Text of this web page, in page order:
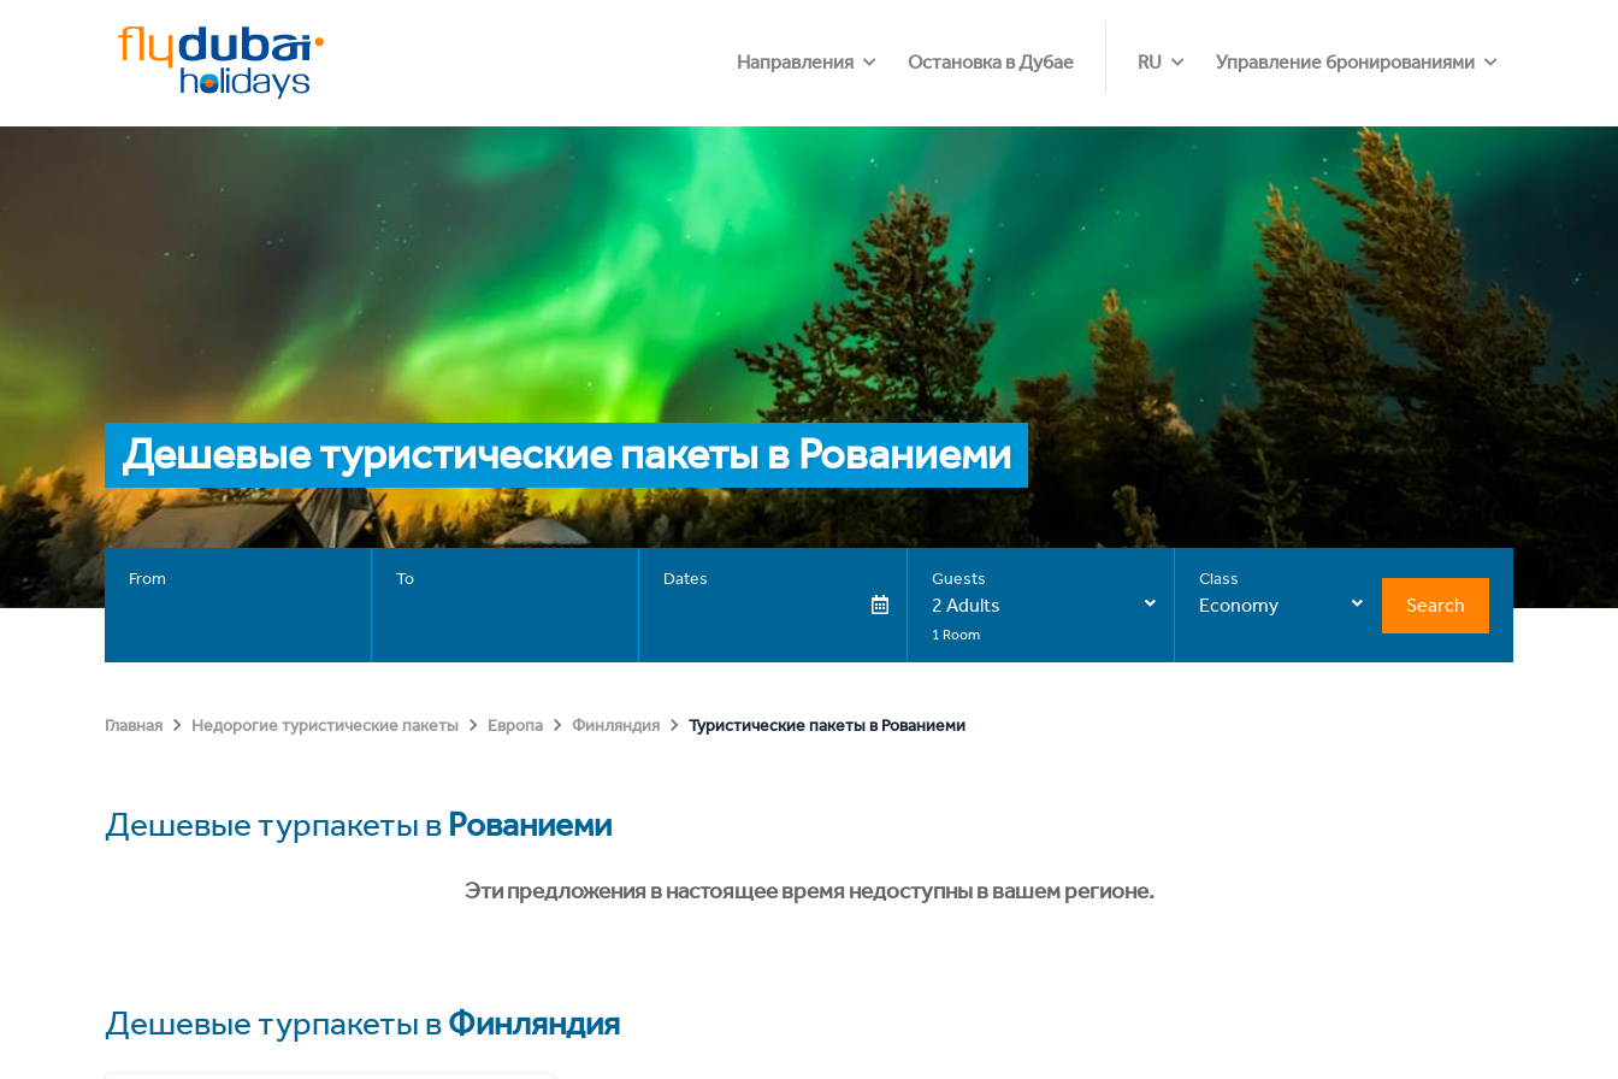
Направления Остановка в Дубае RU Управление бронированиями
Дешевые туристические пакеты в Рованиеми
From To Dates Guests
2 Adults
1 Room
Class
Economy Search
Главная Недорогие туристические пакеты Европа Финляндия Туристические пакеты в Рованиеми
Дешевые турпакеты в Рованиеми
Эти предложения в настоящее время недоступны в вашем регионе.
Дешевые турпакеты вФинляндия